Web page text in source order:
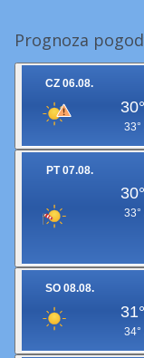
Prognoza
CZ 06.08.
30°
33°
PT 07.08.
30°
33°
SO 08.08.
31°
34°